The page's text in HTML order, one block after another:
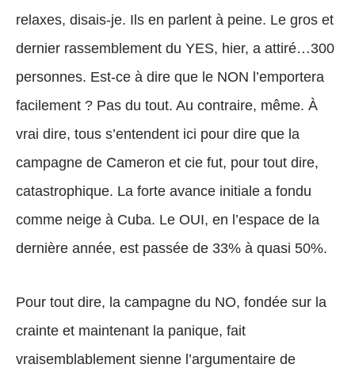
relaxes, disais-je. Ils en parlent à peine. Le gros et
dernier rassemblement du YES, hier, a attiré…300
personnes. Est-ce à dire que le NON l’emportera
facilement ? Pas du tout. Au contraire, même. À
vrai dire, tous s’entendent ici pour dire que la
campagne de Cameron et cie fut, pour tout dire,
catastrophique. La forte avance initiale a fondu
comme neige à Cuba. Le OUI, en l’espace de la
dernière année, est passée de 33% à quasi 50%.
Pour tout dire, la campagne du NO, fondée sur la
crainte et maintenant la panique, fait
vraisemblablement sienne l’argumentaire de